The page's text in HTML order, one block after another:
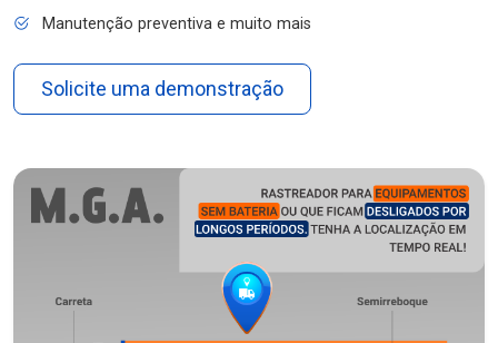
Manutenção preventiva e muito mais
Solicite uma demonstração